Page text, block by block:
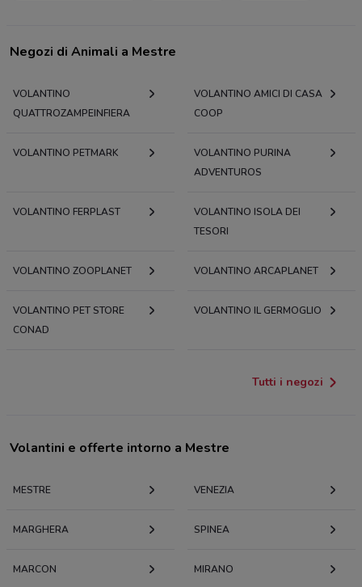
Negozi di Animali a Mestre
VOLANTINO
QUATTROZAMPEINFIERA
VOLANTINO AMICI DI CASA
COOP
VOLANTINO PETMARK
VOLANTINO PURINA
ADVENTUROS
VOLANTINO FERPLAST
VOLANTINO ISOLA DEI
TESORI
VOLANTINO ZOOPLANET VOLANTINO ARCAPLANET
VOLANTINO PET STORE
CONAD
VOLANTINO IL GERMOGLIO
Tutti i negozi
Volantini e offerte intorno a Mestre
MESTRE VENEZIA
MARGHERA SPINEA
MARCON MIRANO